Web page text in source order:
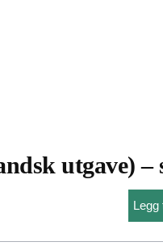
utgave) –
Legg